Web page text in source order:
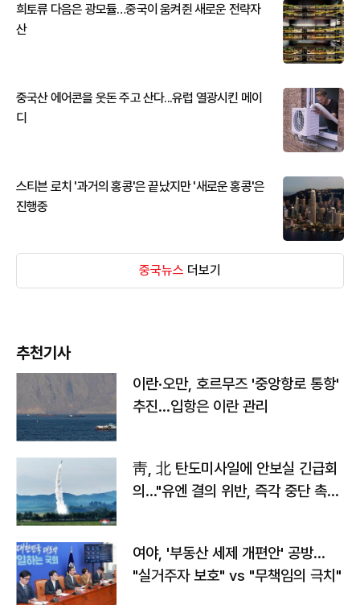
희토류 다음은 광모듈…중국이 움켜쥔 새로운 전략자
산
중국산 에어콘을 웃돈 주고 산다...유럽 열광시킨 메이
디
스티븐 로치 '과거의 홍콩'은 끝났지만 '새로운 홍콩'은
진행중
중국뉴스 더보기
추천기사
이란·오만, 호르무즈 '중앙항로 통항'
추진…입항은 이란 관리
靑, 北 탄도미사일에 안보실 긴급회
의…"유엔 결의 위반, 즉각 중단 촉
여야, '부동산 세제 개편안' 공방…
"실거주자 보호" vs "무책임의 극치"